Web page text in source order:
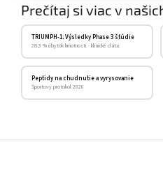
Prečítaj si viac v
TRIUMPH-1: Výsledky Phase 3 štúdie
28,3 % úbytok hmotnosti · klinické dáta
Peptidy na chudnutie a vyrysovanie
Športový protokol 2026